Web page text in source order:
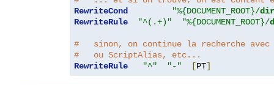
RewriteCond
"%{DOCUMENT_ROOT}/
RewriteRule
"^(.+)" "%{DOCUMENT_ROOT}/
#   sinon, on continue la recherche
#   ou ScriptAlias, etc...
RewriteRule
"^" "-" [PT]